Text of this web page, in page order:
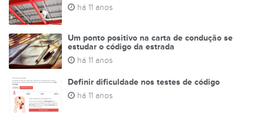
há 11 anos
Um ponto positivo na carta de condução se
estudar o código da estrada
há 11 anos
Definir dificuldade nos testes de código
há 11 anos